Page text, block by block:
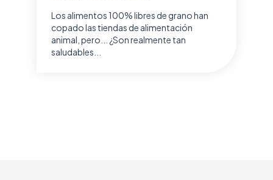
Los alimentos 100% libres de grano han
copado las tiendas de alimentación
animal, pero... ¿Son realmente tan
saludables...